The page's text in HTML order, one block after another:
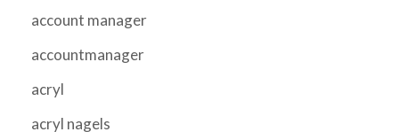
account manager
accountmanager
acryl
acryl nagels